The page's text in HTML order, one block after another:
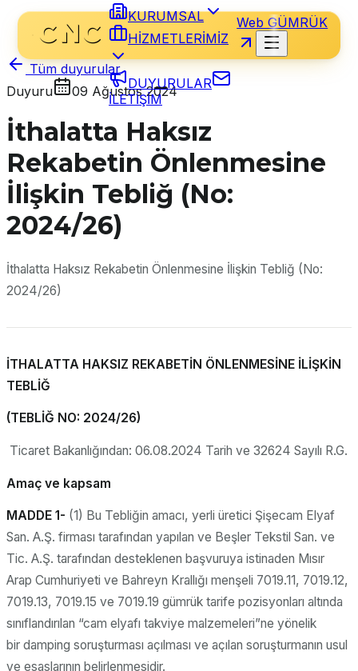
KURUMSAL
HİZMETLERİMİZ
DUYURULAR
İLETİŞİM
Web GÜMRÜK
Tüm duyurular
Duyuru
09 Ağustos 2024
İthalatta Haksız
Rekabetin Önlenmesine
İlişkin Tebliğ (No:
2024/26)
İthalatta Haksız Rekabetin Önlenmesine İlişkin Tebliğ (No:
2024/26)
İTHALATTA HAKSIZ REKABETİN ÖNLENMESİNE İLİŞKİN
TEBLİĞ
(TEBLİĞ NO: 2024/26)
Ticaret Bakanlığından: 06.08.2024 Tarih ve 32624 Sayılı R.G.
Amaç ve kapsam
MADDE 1- (1) Bu Tebliğin amacı, yerli üretici Şişecam Elyaf
San. A.Ş. firması tarafından yapılan ve Beşler Tekstil San. ve
Tic. A.Ş. tarafından desteklenen başvuruya istinaden Mısır
Arap Cumhuriyeti ve Bahreyn Krallığı menşeli 7019.11, 7019.12,
7019.13, 7019.15 ve 7019.19 gümrük tarife pozisyonları altında
sınıflandırılan “cam elyafı takviye malzemeleri”ne yönelik
bir damping soruşturması açılması ve açılan soruşturmanın usul
ve esaslarının belirlenmesidir.